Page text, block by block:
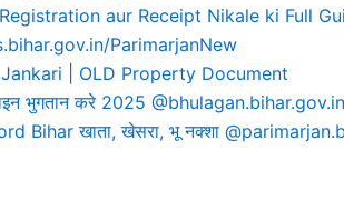
aur Receipt Nikale ki Full
ParimarjanNew
| OLD Property Document
भुगतान करे 2025 @bhulagan.bihar.gov.in
Bihar खाता, खेसरा, भू नक्शा